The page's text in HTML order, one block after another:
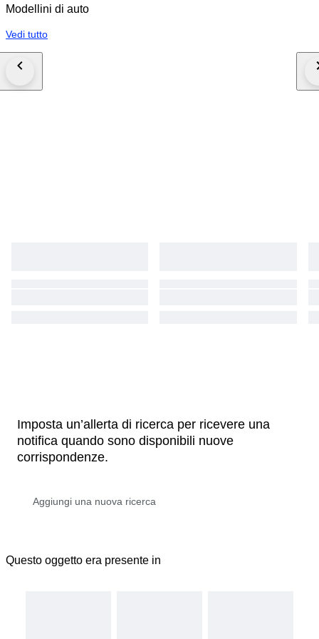
Modellini di auto
Vedi tutto
Imposta un’allerta di ricerca per ricevere una
notifica quando sono disponibili nuove
corrispondenze.
Questo oggetto era presente in